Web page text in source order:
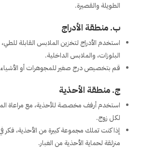
الطويلة والقصيرة.
ب. منطقة الأدراج
استخدم الأدراج لتخزين الملابس القابلة
البلوزات، والملابس الداخلية.
قم بتخصيص درج صغير للمجوهرات أو الأشياء
ج. منطقة الأحذية
استخدم أرفف مخصصة للأحذية، مع مراعاة
لكل زوج.
إذا كنت تملك مجموعة كبيرة من الأحذية، فكر
منزلقة لحماية الأحذية من الغبار.